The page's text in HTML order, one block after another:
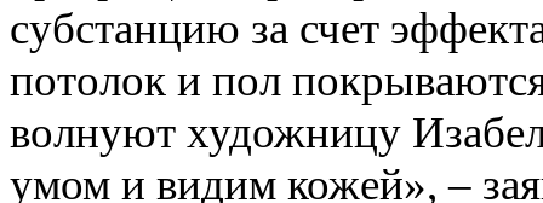
субстанцию за счет
потолок и пол
волнуют художницу
умом и видим кожей», –